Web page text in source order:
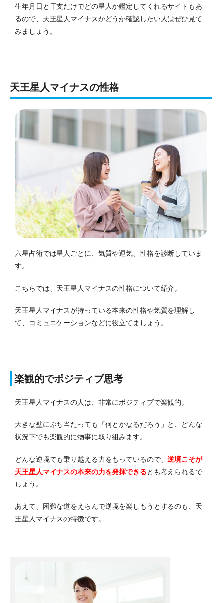
生年月日と干支だけでどの星人か鑑定してくれるサイトもあ
るので、天王星人マイナスかどうか確認したい人はぜひ見て
みましょう。
天王星人マイナスの性格
六星占術では星人ごとに、気質や運気、性格を診断していま
す。
こちらでは、天王星人マイナスの性格について紹介。
天王星人マイナスが持っている本来の性格や気質を理解し
て、コミュニケーションなどに役立てましょう。
楽観的でポジティブ思考
天王星人マイナスの人は、非常にポジティブで楽観的。
大きな壁にぶち当たっても「何とかなるだろう」と、どんな
状況下でも楽観的に物事に取り組みます。
どんな逆境でも乗り越える力をもっているので、 逆境こそが
天王星人マイナスの本来の力を発揮できるとも考えられるで
しょう。
あえて、困難な道をえらんで逆境を楽しもうとするのも、天
王星人マイナスの特徴です。